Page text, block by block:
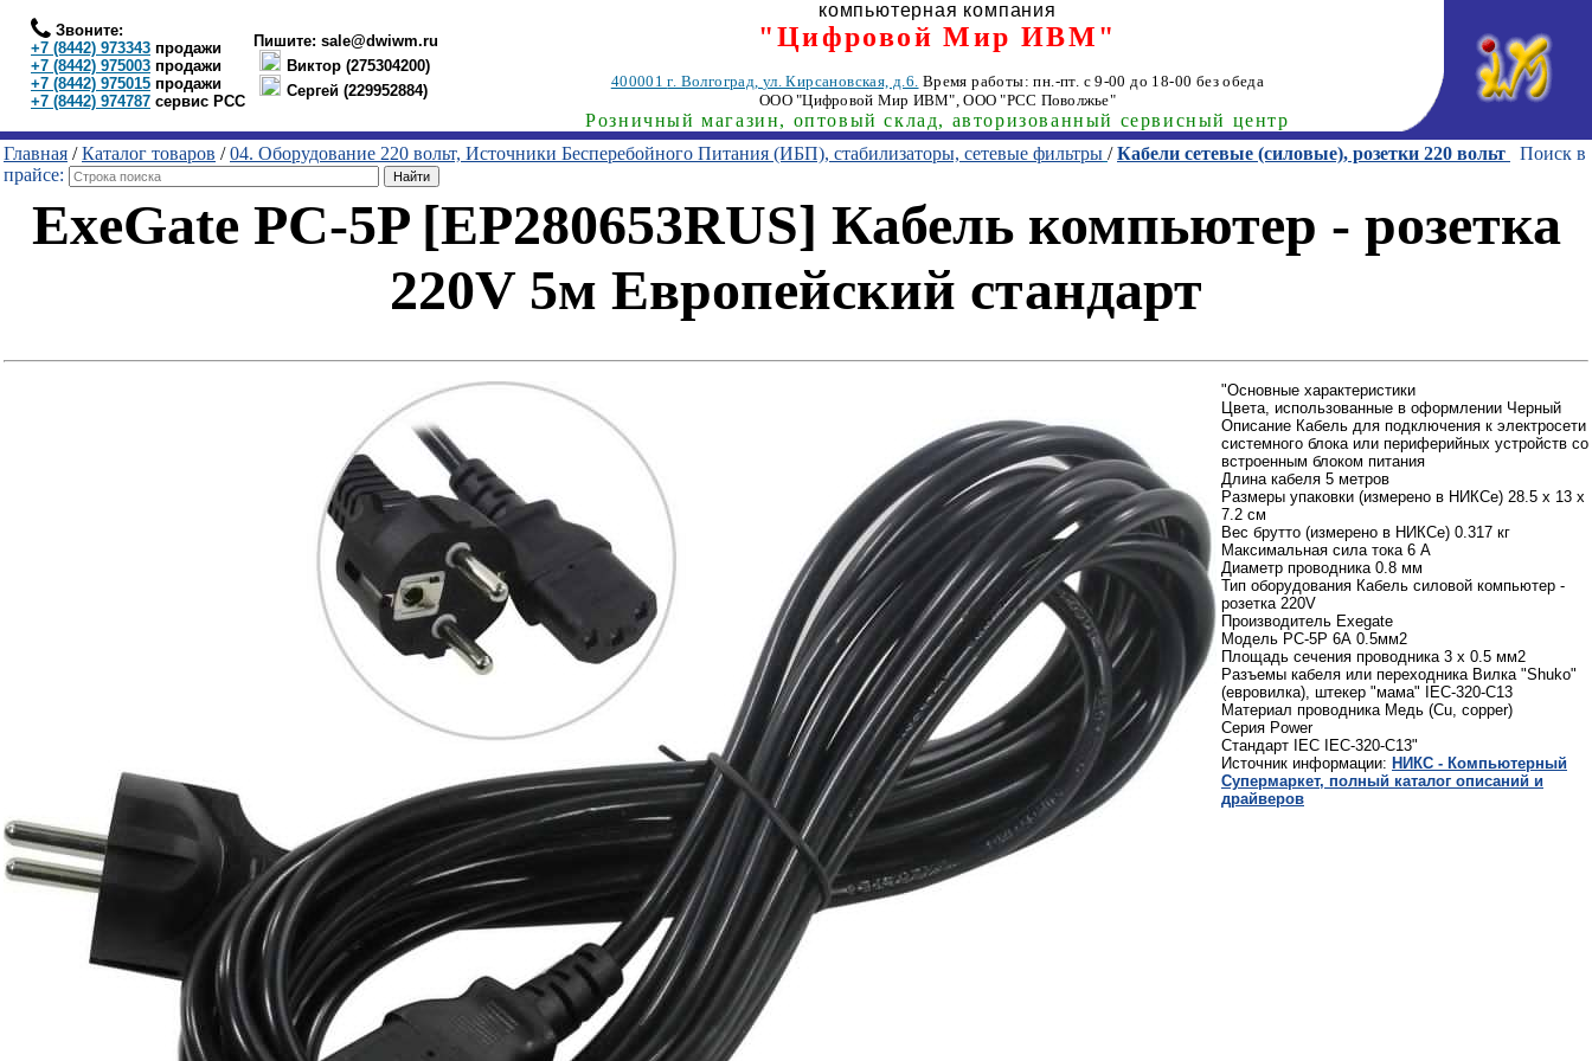
Звоните:
+7 (8442) 973343 продажи
+7 (8442) 975003 продажи
+7 (8442) 975015 продажи
+7 (8442) 974787 сервис РСС
Пишите: sale@dwiwm.ru
Виктор (275304200)
Сергей (229952884)
компьютерная компания
"Цифровой Мир ИВМ"
400001г. Волгоград, ул. Кирсановская, д.6. Время работы: пн.-пт. с 9-00 до 18-00 без обеда
ООО "Цифровой Мир ИВМ", ООО "РСС Поволжье"
Розничный магазин, оптовый склад, авторизованный сервисный центр
Главная /Каталог товаров /04. Оборудование 220 вольт, Источники Бесперебойного Питания (ИБП), стабилизаторы, сетевые фильтры /Кабели сетевые (силовые), розетки 220 вольт
Поиск в
прайсе:
ExeGate PC-5P [EP280653RUS] Кабель компьютер - розетка
220V 5м Европейский стандарт
"Основные характеристики
Цвета, использованные в оформлении Черный
Описание Кабель для подключения к электросети
системного блока или периферийных устройств со
встроенным блоком питания
Длина кабеля 5 метров
Размеры упаковки (измерено в НИКСе) 28.5 x 13 x
7.2 см
Вес брутто (измерено в НИКСе) 0.317 кг
Максимальная сила тока 6 А
Диаметр проводника 0.8 мм
Тип оборудования Кабель силовой компьютер -
розетка 220V
Производитель Exegate
Модель PC-5P 6А 0.5мм2
Площадь сечения проводника 3 x 0.5 мм2
Разъемы кабеля или переходника Вилка "Shuko"
(евровилка), штекер "мама" IEC-320-C13
Материал проводника Медь (Cu, copper)
Серия Power
Стандарт IEC IEC-320-C13"
Источник информации: НИКС - Компьютерный
Cупермаркет, полный каталог описаний и
драйверов